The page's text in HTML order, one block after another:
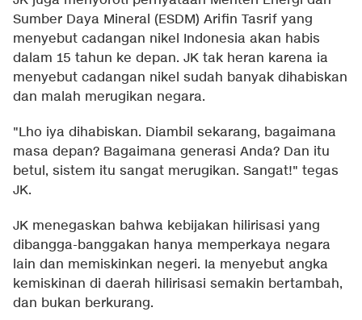
Sumber Daya Mineral (ESDM) Arifin Tasrif yang
menyebut cadangan nikel Indonesia akan habis
dalam 15 tahun ke depan. JK tak heran karena ia
menyebut cadangan nikel sudah banyak dihabiskan
dan malah merugikan negara.
"Lho iya dihabiskan. Diambil sekarang, bagaimana
masa depan? Bagaimana generasi Anda? Dan itu
betul, sistem itu sangat merugikan. Sangat!" tegas
JK.
JK menegaskan bahwa kebijakan hilirisasi yang
dibangga-banggakan hanya memperkaya negara
lain dan memiskinkan negeri. Ia menyebut angka
kemiskinan di daerah hilirisasi semakin bertambah,
dan bukan berkurang.